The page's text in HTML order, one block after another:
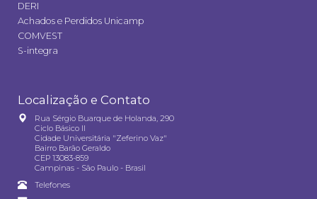
DERI
Achados e Perdidos Unicamp
COMVEST
S-integra
Localização e Contato
Rua Sérgio Buarque de Holanda, 290
Ciclo Básico II
Cidade Universitária "Zeferino Vaz"
Bairro Barão Geraldo
CEP 13083-859
Campinas - São Paulo - Brasil
Telefones